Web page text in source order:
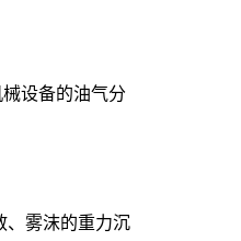
设备的油气分
、雾沫的重力沉